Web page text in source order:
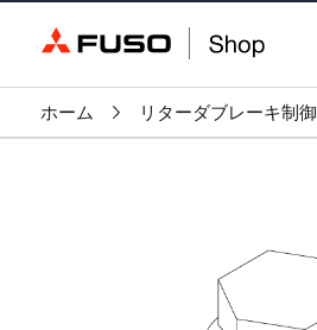
ホーム リターダブレーキ制御